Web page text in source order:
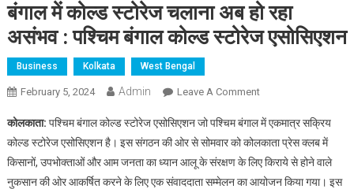
बंगाल में कोल्ड स्टोरेज चलाना अब हो रहा
असंभव : पश्चिम बंगाल कोल्ड स्टोरेज एसोसिएशन
Business Kolkata West Bengal
February 5, 2024 Admin Leave A CommentOn
में
कोल्ड
स्टोरेज
चलाना
कोलकाता: पश्चिम बंगाल कोल्ड स्टोरेज एसोसिएशन जो पश्चिम बंगाल में एकमात्र सक्रिय
कोल्ड स्टोरेज एसोसिएशन है। इस संगठन की ओर से सोमवार को कोलकाता प्रेस क्लब में
किसानों, उपभोक्ताओं और आम जनता का ध्यान आलू के संरक्षण के लिए किराये से होने वाले
नुकसान की ओर आकर्षित करने के लिए एक संवाददाता सम्मेलन का आयोजन किया गया। इस